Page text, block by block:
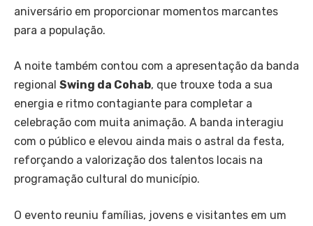
aniversário em proporcionar momentos marcantes
para a população.
A noite também contou com a apresentação da banda
regional Swing da Cohab, que trouxe toda a sua
energia e ritmo contagiante para completar a
celebração com muita animação. A banda interagiu
com o público e elevou ainda mais o astral da festa,
reforçando a valorização dos talentos locais na
programação cultural do município.
O evento reuniu famílias, jovens e visitantes em um